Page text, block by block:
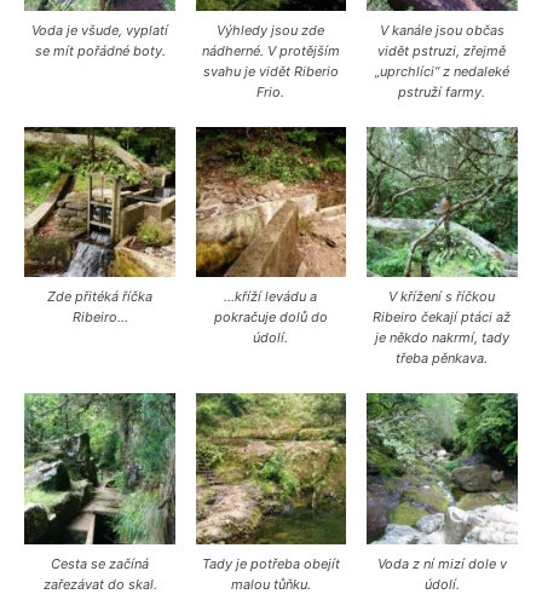
Voda je všude, vyplatí
se mít pořádné boty.
Výhledy jsou zde
nádherné. V protějším
svahu je vidět Riberio
Frio.
V kanále jsou občas
vidět pstruzi, zřejmě
„uprchlíci“ z nedaleké
pstruží farmy.
Zde přitéká říčka
Ribeiro…
…kříží levádu a
pokračuje dolů do
údolí.
V křížení s říčkou
Ribeiro čekají ptáci až
je někdo nakrmí, tady
třeba pěnkava.
Cesta se začíná
zařezávat do skal.
Tady je potřeba obejít
malou tůňku.
Voda z ní mizí dole v
údolí.